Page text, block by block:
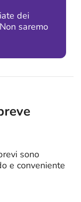
dei
saremo
sono
e conveniente